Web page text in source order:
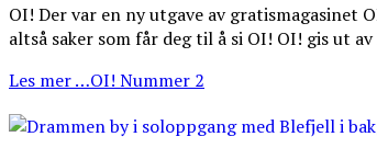
OI! Der var en ny utgave av gratismagasinet
altså saker som får deg til å si OI! OI! gis ut
Les mer …OI! Nummer 2